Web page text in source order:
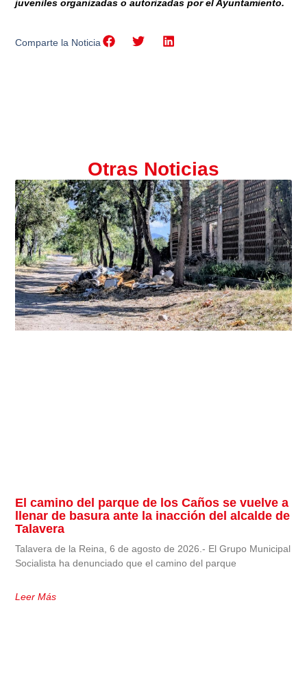
juveniles organizadas o autorizadas por el Ayuntamiento.
Comparte la Noticia
Otras Noticias
El camino del parque de los Caños se vuelve a
llenar de basura ante la inacción del alcalde de
Talavera
Talavera de la Reina, 6 de agosto de 2026.- El Grupo Municipal
Socialista ha denunciado que el camino del parque
Leer Más